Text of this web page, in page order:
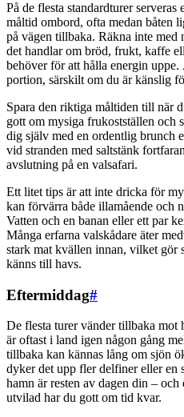
På de flesta standardturer
måltid ombord, ofta medan båten
på vägen tillbaka. Räkna inte
det handlar om bröd, frukt, kaffe
behöver för att hålla energin
portion, särskilt om du är känslig
Spara den riktiga måltiden till när
gott om mysiga frukostställen och
dig själv med en ordentlig brunch
vid stranden med saltstänk
avslutning på en valsafari.
Ett litet tips är att inte dricka för
kan förvärra både illamående och
Vatten och en banan eller ett par
Många erfarna valskådare äter
stark mat kvällen innan, vilket gör
känns till havs.
Eftermiddag#
De flesta turer vänder tillbaka mot
är oftast i land igen någon gång
tillbaka kan kännas lång om sjön
dyker det upp fler delfiner eller en
hamn är resten av dagen din –
utvilad har du gott om tid kvar.